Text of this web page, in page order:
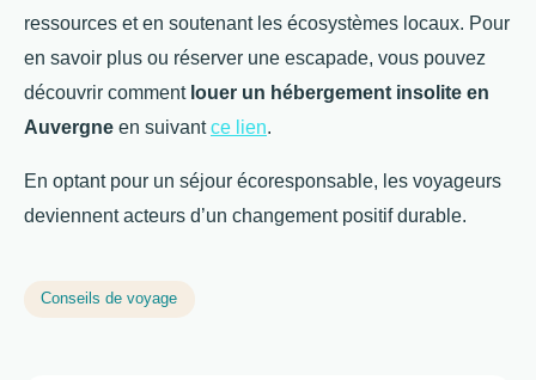
ressources et en soutenant les écosystèmes locaux. Pour
en savoir plus ou réserver une escapade, vous pouvez
découvrir comment louer un hébergement insolite en
Auvergne en suivantce lien
En optant pour un séjour écoresponsable, les voyageurs
deviennent acteurs d’un changement positif durable.
Conseils de voyage